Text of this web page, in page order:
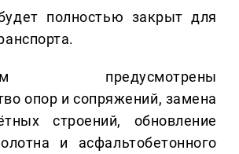
полностью закрыт для
предусмотрены
опор и сопряжений, замена
строений, обновление
и асфальтобетонного